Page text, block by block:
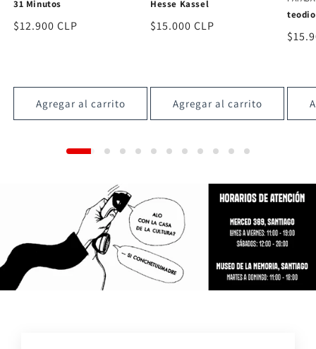
Agregar al carrito
Candelabro
Precio
$18.000 CLP
Agregar al carrito